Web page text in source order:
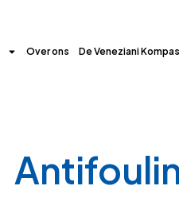
Over ons De Veneziani Kompas